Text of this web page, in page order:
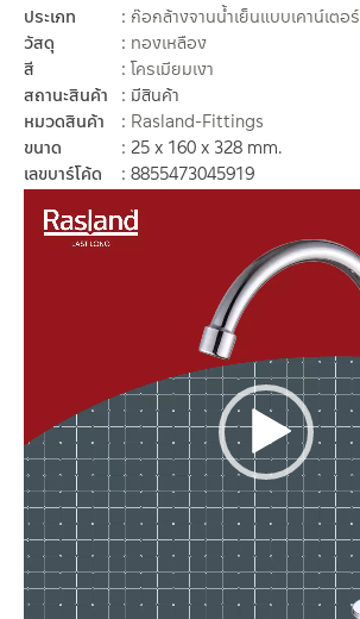
ประเภท
ก๊อกล้างจานน้ำเย็นแบบเคาน์เตอร์
วัสดุ
ทองเหลือง
สี
โครเมียมเงา
สถานะสินค้า
มีสินค้า
หมวดสินค้า
Rasland-Fittings
ขนาด
25 x 160 x 328 mm.
เลขบาร์โค้ด
8855473045919
Player